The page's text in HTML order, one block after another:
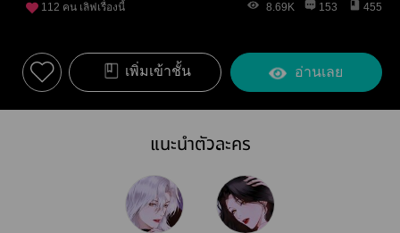
112 คน เลิฟเรื่องนี้ 8.69K 153 455
เพิ่มเข้าชั้น อ่านเลย
แนะนำตัวละคร